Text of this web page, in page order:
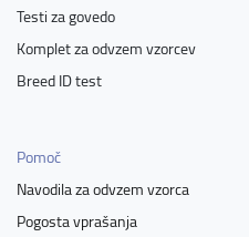
Testi za govedo
Komplet za odvzem vzorcev
Breed ID test
Pomoč
Navodila za odvzem vzorca
Pogosta vprašanja